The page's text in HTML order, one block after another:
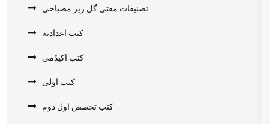
تصنیفات مفتی گل ریز مصباحی
کتب اعدادیه
کتب اکیڈمی
کتب اولی
کتب تخصص اول دوم